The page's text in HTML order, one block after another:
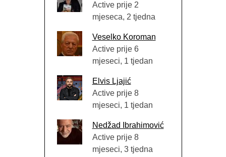
Active prije 2
mjeseca, 2 tjedna
Veselko Koroman
Active prije 6
mjeseci, 1 tjedan
Elvis Ljajić
Active prije 8
mjeseci, 1 tjedan
Nedžad Ibrahimović
Active prije 8
mjeseci, 3 tjedna